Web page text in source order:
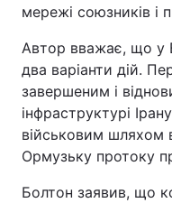
мережі союзників і
Автор вважає, що у
два варіанти дій.
завершеним і
інфраструктурі
військовим шляхом
Ормузьку протоку
Болтон заявив, що